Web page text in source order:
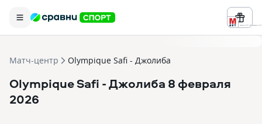
Реклама ООО «БК «Марафон» ИНН
Матч-центр Olympique Safi - Джолиба
Olympique Safi - Джолиба 8 февраля
2026